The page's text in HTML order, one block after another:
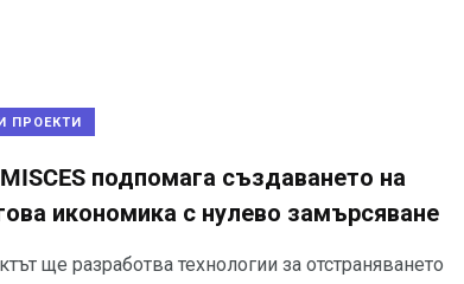
ПРОЕКТИ
подпомага създаването на
икономика с нулево замърсяване
ще разработва технологии за отстраняването